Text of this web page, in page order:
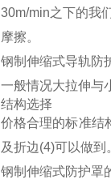
30m/min之下的我
摩擦。
钢制伸缩式导轨防
一般情况大拉伸与
结构选择
价格合理的标准结
及折边(4)可以做到
钢制伸缩式防护罩